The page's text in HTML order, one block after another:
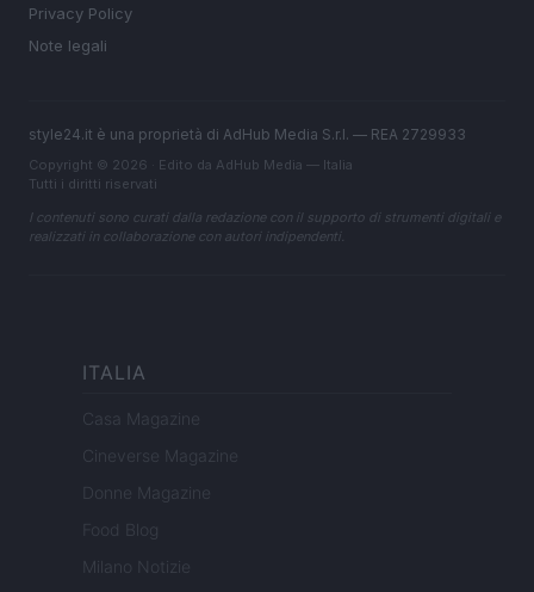
Privacy Policy
Note legali
style24.it è una proprietà di AdHub Media S.r.l. — REA 2729933
Copyright © 2026 · Edito da AdHub Media — Italia
Tutti i diritti riservati
I contenuti sono curati dalla redazione con il supporto di strumenti digitali e
realizzati in collaborazione con autori indipendenti.
ITALIA
Casa Magazine
Cineverse Magazine
Donne Magazine
Food Blog
Milano Notizie